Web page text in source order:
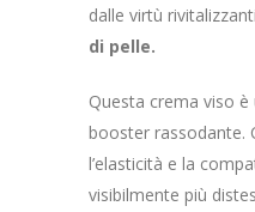
dalle virtù
di pelle.
Questa crema viso
booster rassodante.
l’elasticità e la
visibilmente più